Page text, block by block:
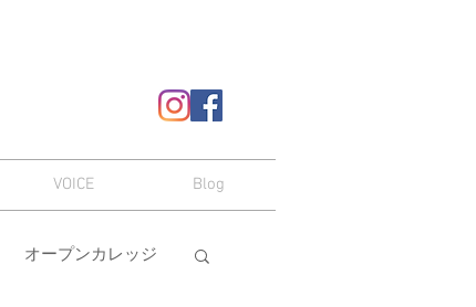
VOICE Blog
オープンカレッジ